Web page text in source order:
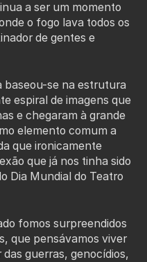
a ser um momento
o fogo lava todos os
de gentes e
baseou-se na estrutura
espiral de imagens que
e chegaram à grande
elemento comum a
que ironicamente
que já nos tinha sido
Dia Mundial do Teatro
fomos surpreendidos
que pensávamos viver
guerras, genocídios,